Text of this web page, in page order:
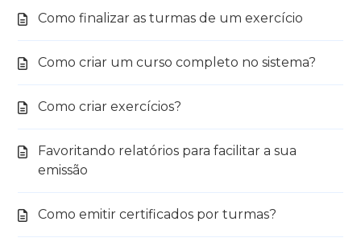
Como finalizar as turmas de um exercício
Como criar um curso completo no sistema?
Como criar exercícios?
Favoritando relatórios para facilitar a sua
emissão
Como emitir certificados por turmas?